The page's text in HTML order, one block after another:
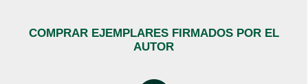
COMPRAR EJEMPLARES FIRMADOS POR EL
AUTOR